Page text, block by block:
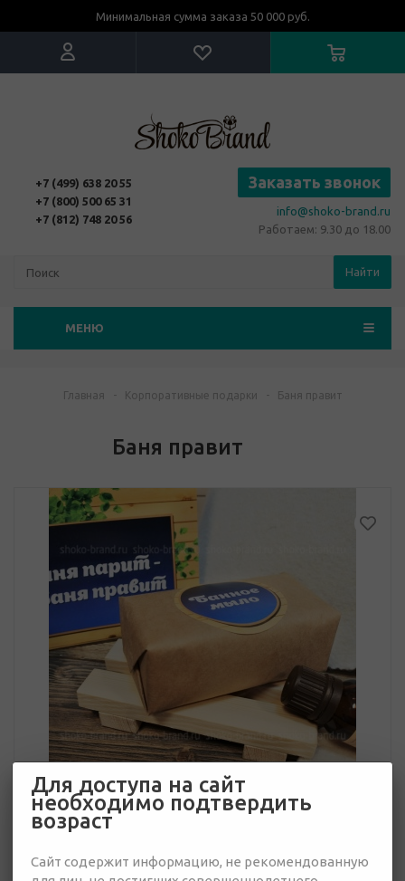
Минимальная сумма заказа 50 000 руб.
+7 (499) 638 20 55
+7 (800) 500 65 31
+7 (812) 748 20 56
Заказать звонок
info@shoko-brand.ru
Работаем: 9.30 до 18.00
Найти
МЕНЮ
Главная - Корпоративные подарки - Баня правит
Баня правит
5 049 руб.
Много
Для доступа на сайт
необходимо подтвердить
возраст
Сайт содержит информацию, не рекомендованную